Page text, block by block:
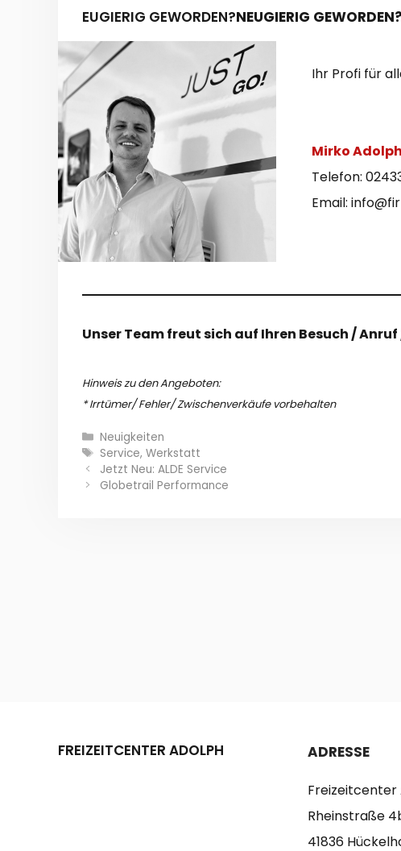
EUGIERIG GEWORDEN?NEUGIERIG GEWORDEN?
Ihr Profi für
Mirko Adolph
Telefon:
Email:
Unser Team freut sich auf Ihren Besuch / Anruf
Hinweis zu den Angeboten:
* Irrtümer/ Fehler/ Zwischenverkäufe vorbehalten
Kategorien
Neuigkeiten
Schlagwörter
Service, Werkstatt
Jetzt Neu: ALDE Service
Globetrail Performance
FREIZEITCENTER ADOLPH ADRESSE
Freizeitcenter
Rheinstraße
41836